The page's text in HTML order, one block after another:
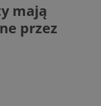
mają
przez